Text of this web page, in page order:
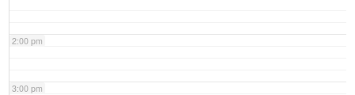
2:00 pm
3:00 pm